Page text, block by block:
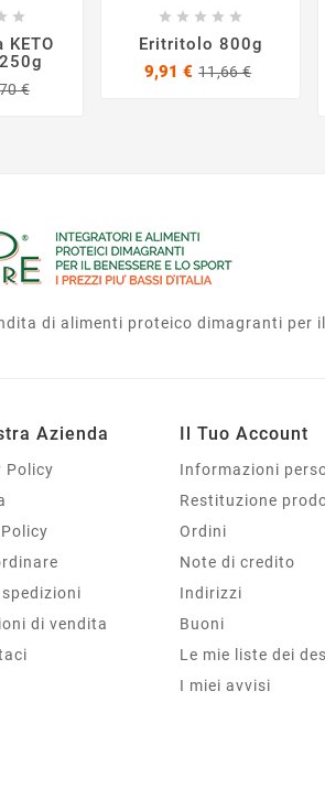

KETO
€
    
Eritritolo 800g
9,91 € 11,66 €
di alimenti proteico dimagranti per
Azienda
Policy
di vendita
Il Tuo Account
Informazioni
Restituzione
Ordini
Note di credito
Indirizzi
Buoni
Le mie liste dei
I miei avvisi